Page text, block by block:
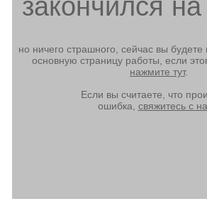
закончился
но ничего страшного, сейчас вы
основную страницу работы, если
нажмите тут.
Если вы считаете, что
ошибка, свяжитесь с